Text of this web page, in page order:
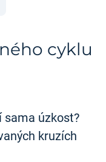
cyklu
sama úzkost?
kruzích